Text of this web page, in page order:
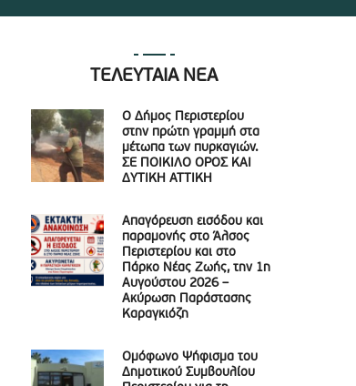
ΤΕΛΕΥΤΑΙΑ ΝΕΑ
Ο Δήμος Περιστερίου
στην πρώτη γραμμή στα
μέτωπα των πυρκαγιών.
ΣΕ ΠΟΙΚΙΛΟ ΟΡΟΣ ΚΑΙ
ΔΥΤΙΚΗ ΑΤΤΙΚΗ
Απαγόρευση εισόδου και
παραμονής στο Άλσος
Περιστερίου και στο
Πάρκο Νέας Ζωής, την 1η
Αυγούστου 2026 –
Ακύρωση Παράστασης
Καραγκιόζη
Ομόφωνο Ψήφισμα του
Δημοτικού Συμβουλίου